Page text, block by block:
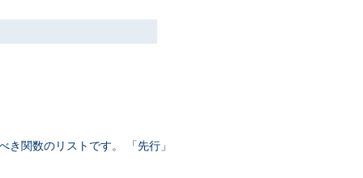
関数のリストです。 「先行」